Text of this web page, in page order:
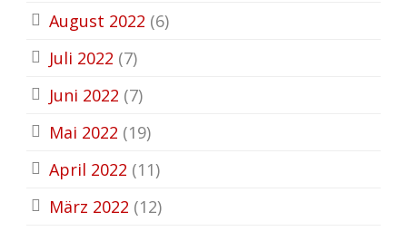
August 2022 (6)
Juli 2022 (7)
Juni 2022 (7)
Mai 2022 (19)
April 2022 (11)
März 2022 (12)